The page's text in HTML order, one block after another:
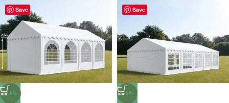
Save
-49%
Save
-29%